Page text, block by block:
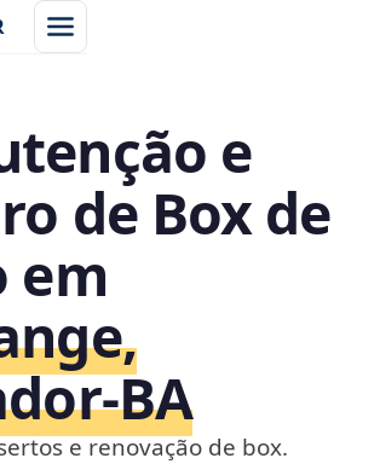
e
de Box de
em
e renovação de box.